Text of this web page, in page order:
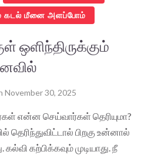
கடல் மீனை அளப்போம்
ஒளிந்திருக்கும்
November 30, 2025
என்ன செய்வார்கள் தெரியுமா?
பிறகு உன்னால்
கற்பிக்கவும் முடியாது. நீ